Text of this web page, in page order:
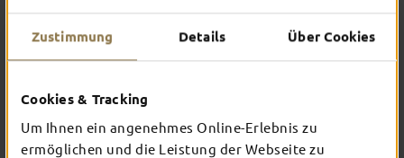
Zustimmung Details Über Cookies
Cookies & Tracking
Um Ihnen ein angenehmes Online-Erlebnis zu
ermöglichen und die Leistung der Webseite zu
Das erlebst du nur in Fulda
TOP-EVENTS